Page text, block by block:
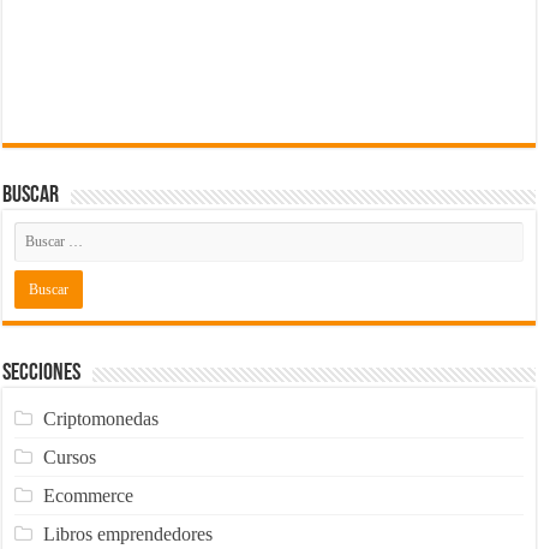
Buscar
Secciones
Criptomonedas
Cursos
Ecommerce
Libros emprendedores